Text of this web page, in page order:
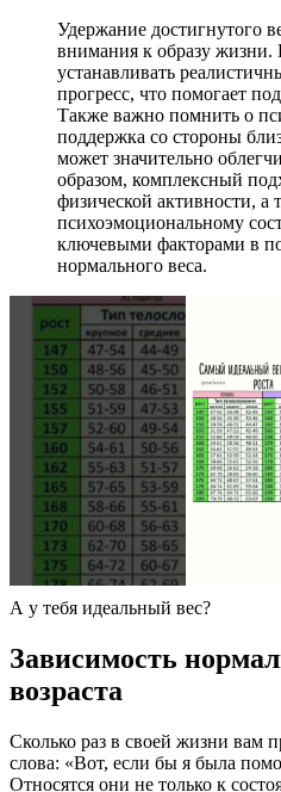
Удержание достигнутого
внимания к образу жизни.
устанавливать
прогресс, что помогает
Также важно помнить о
поддержка со стороны
может значительно
образом, комплексный
физической активности, а
психоэмоциональному
ключевыми факторами в
нормального веса.
А у тебя идеальный вес?
Зависимость
возраста
Сколько раз в своей жизни вам
слова: «Вот, если бы я была
Относятся они не только к